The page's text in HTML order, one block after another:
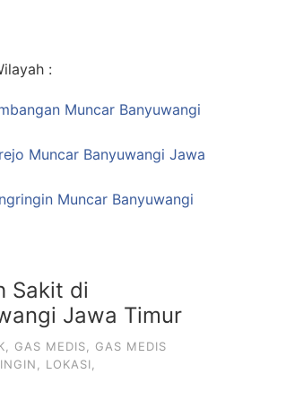
:
Muncar Banyuwangi
Muncar Banyuwangi Jawa
Muncar Banyuwangi
Sakit di
Jawa Timur
GAS MEDIS
GAS MEDIS
LOKASI